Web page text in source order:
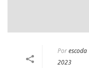
Porescoda
2023